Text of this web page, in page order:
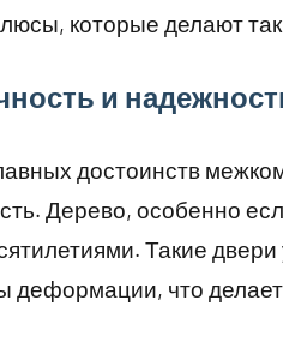
которые делают
и
достоинств
Дерево, особенно
Такие
деформации, что